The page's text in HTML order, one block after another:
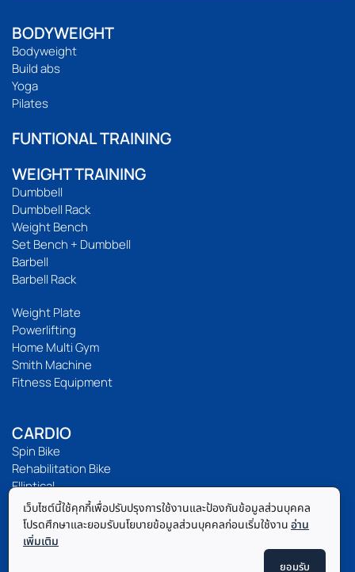
BODYWEIGHT
Bodyweight
Build abs
Yoga
Pilates
FUNTIONAL TRAINING
WEIGHT TRAINING
Dumbbell
Dumbbell Rack
Weight Bench
Set Bench + Dumbbell
Barbell
Barbell Rack
Weight Plate
Powerlifting
Home Multi Gym
Smith Machine
Fitness Equipment
CARDIO
Spin Bike
Rehabilitation Bike
Elliptical
Treadmill
FITNESS MAT
เว็บไซต์นี้ใช้คุกกี้เพื่อปรับปรุงการใช้งานและป้องกันข้อมูลส่วนบุคคล
โปรดศึกษาและยอมรับนโยบายข้อมูลส่วนบุคคลก่อนเริ่มใช้งาน อ่าน
เพิ่มเติม
ยอมรับ